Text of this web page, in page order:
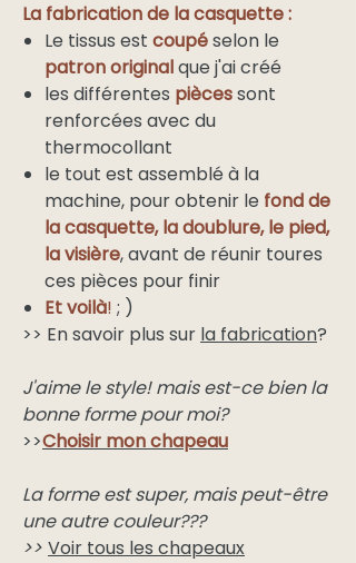
La fabrication de la casquette :
Le tissus est coupéselon le
patron originalque j'ai créé
les différentes piècessont
renforcées avec du
thermocollant
le tout est assemblé à la
machine, pour obtenir le fond de
la casquette, la doublure, le pied,
la visière, avant de réunir toures
ces pièces pour finir
Et voilà! ; )
>> En savoir plus sur la fabrication?
J'aime le style! mais est-ce bien la
bonne forme pour moi?
>>Choisir mon chapeau
La forme est super, mais peut-être
une autre couleur???
>> Voir tous les chapeaux